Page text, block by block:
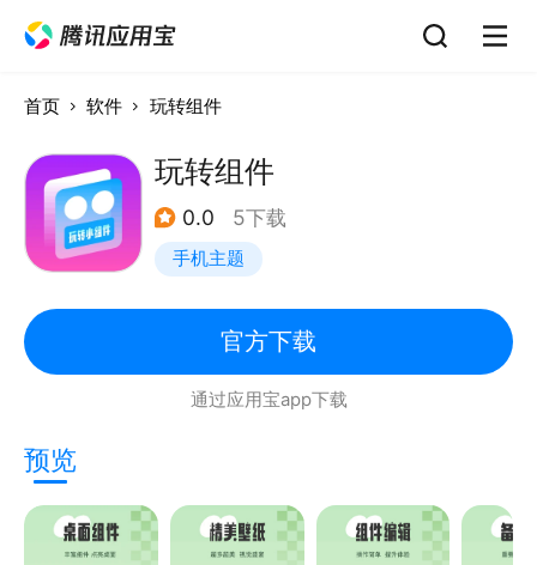
首页 软件 玩转组件
玩转组件
0.0 5下载
手机主题
官方下载
通过应用宝app下载
预览